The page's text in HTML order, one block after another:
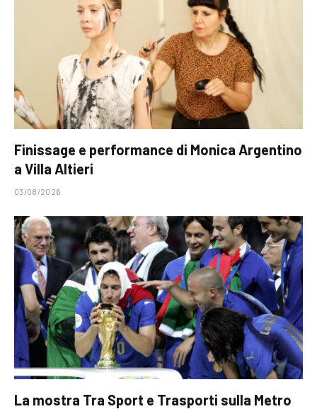
Finissage e performance di Monica Argentino
a Villa Altieri
03/08/2026
La mostra Tra Sport e Trasporti sulla Metro